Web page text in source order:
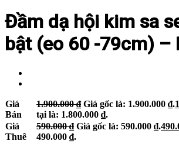
Đầm dạ hội kim sa
bật (eo 60 -79cm) –
Giá
Bán
1.900.000₫ Giá gốc là: 1.900.000 ₫.
tại là: 1.800.000 ₫.
Giá
Thuê
590.000₫ Giá gốc là: 590.000 ₫.
490.000 ₫.